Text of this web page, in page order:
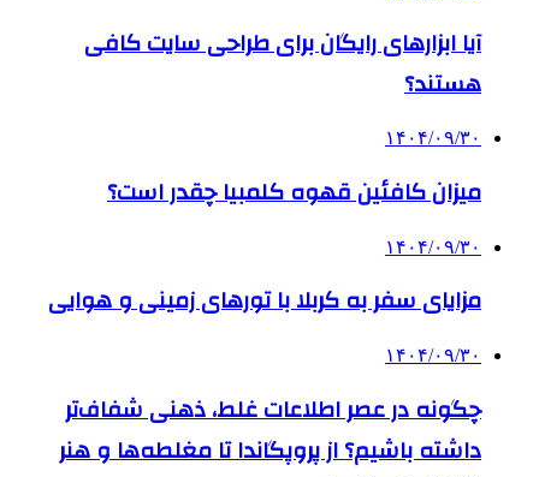
آیا ابزارهای رایگان برای طراحی سایت کافی
هستند؟
۱۴۰۴/۰۹/۳۰
میزان کافئین قهوه کلمبیا چقدر است؟
۱۴۰۴/۰۹/۳۰
مزایای سفر به کربلا با تورهای زمینی و هوایی
۱۴۰۴/۰۹/۳۰
چگونه در عصر اطلاعات غلط، ذهنی شفاف‌تر
داشته باشیم؟ از پروپگاندا تا مغلطه‌ها و هنر